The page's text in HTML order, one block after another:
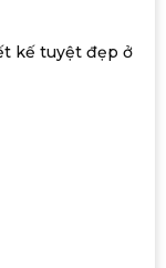
kế tuyệt đẹp ở